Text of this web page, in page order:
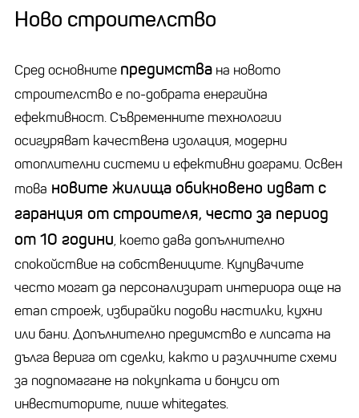
Ново строителство
Сред основните предимства на новото
строителство е по-добрата енергийна
ефективност. Съвременните технологии
осигуряват качествена изолация, модерни
отоплителни системи и ефективни дограми. Освен
това новите жилища обикновено идват с
гаранция от строителя, често за период
от 10 години, което дава допълнително
спокойствие на собствениците. Купувачите
често могат да персонализират интериора още на
етап строеж, избирайки подови настилки, кухни
или бани. Допълнително предимство е липсата на
дълга верига от сделки, както и различните схеми
за подпомагане на покупката и бонуси от
инвеститорите, пише whitegates.